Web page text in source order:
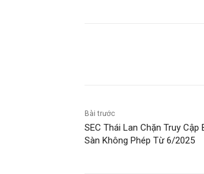
Bài trước
SEC Thái Lan Chặn Truy Cập
Sàn Không Phép Từ 6/2025